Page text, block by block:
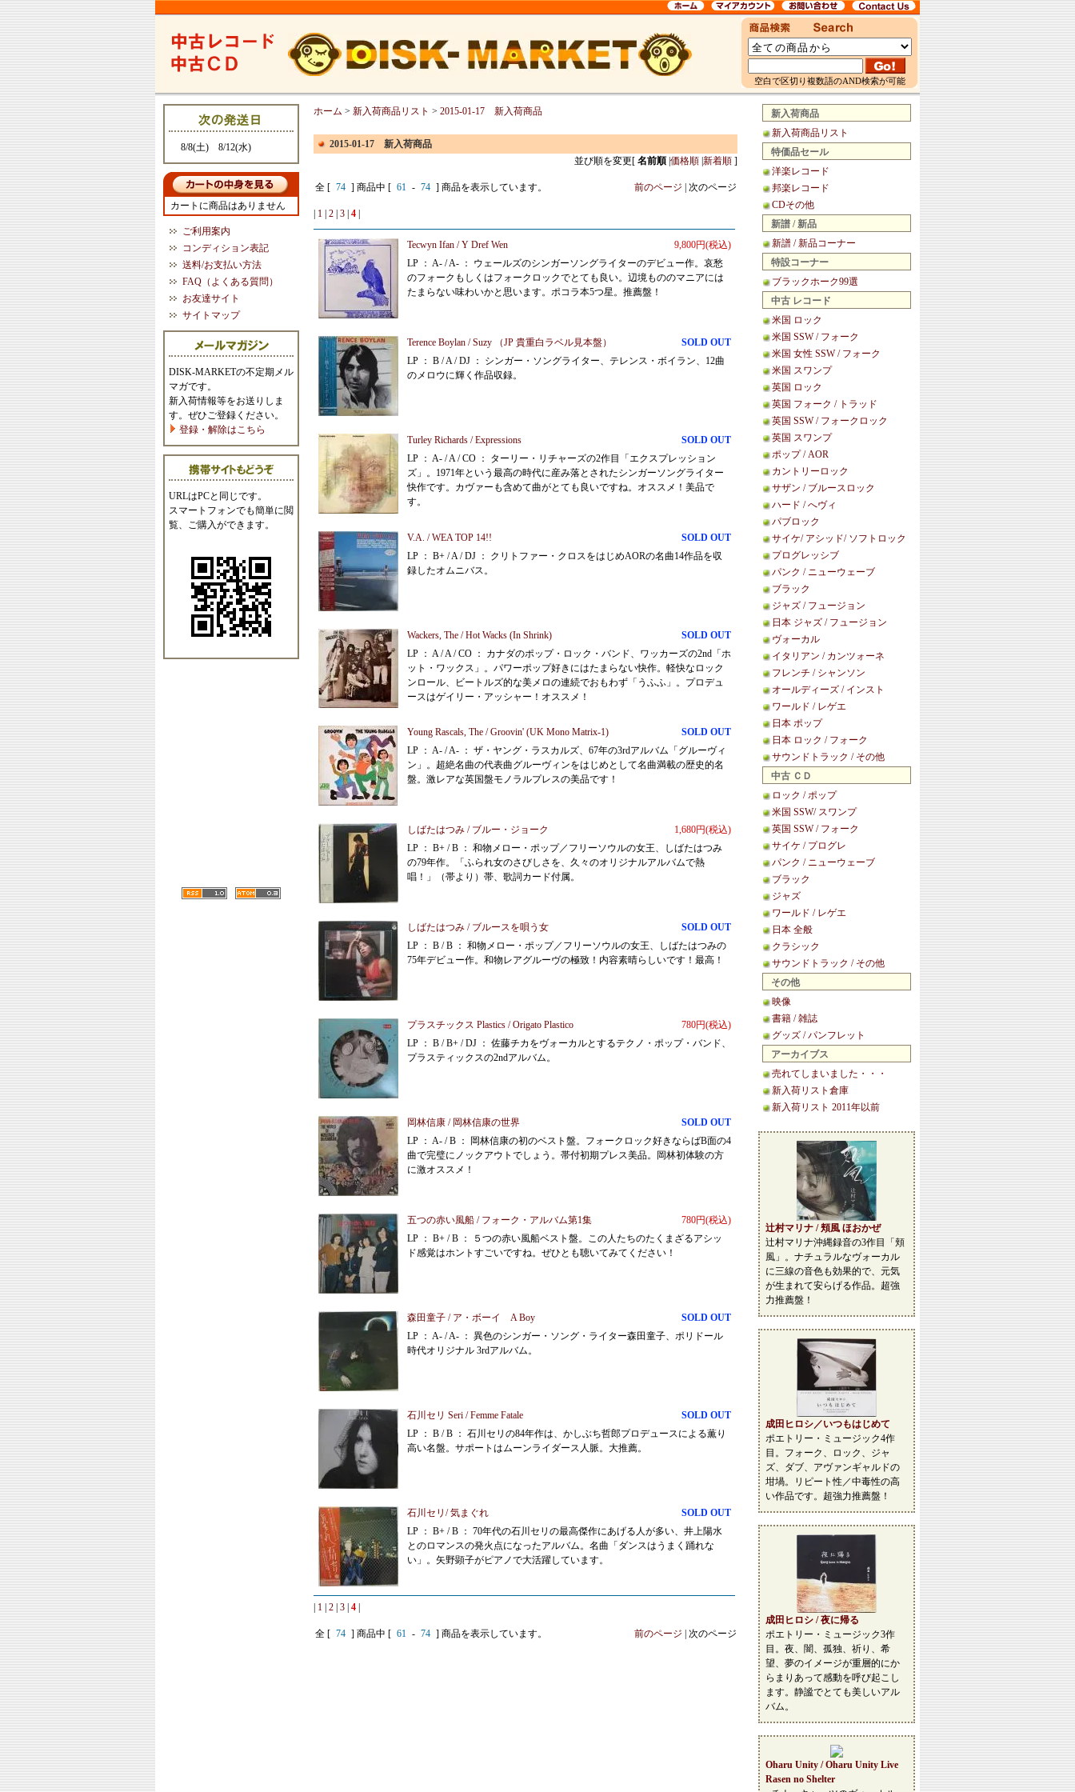
空白で区切り複数語のAND検索が可能
8/8(土) 8/12(水)
カートに商品はありません
ご利用案内
コンディション表記
送料/お支払い方法
FAQ（よくある質問）
お友達サイト
サイトマップ
DISK-MARKETの不定期メル
マガです。
新入荷情報等をお送りしま
す。ぜひご登録ください。
登録・解除はこちら
URLはPCと同じです。
スマートフォンでも簡単に閲
覧、ご購入ができます。
新入荷商品
新入荷商品リスト
特価品セール
洋楽レコード
邦楽レコード
CDその他
新譜 / 新品
新譜 / 新品コーナー
特設コーナー
ブラックホーク99選
中古 レコード
米国 ロック
米国 SSW / フォーク
米国 女性 SSW / フォーク
米国 スワンプ
英国 ロック
英国 フォーク / トラッド
英国 SSW / フォークロック
英国 スワンプ
ポップ / AOR
カントリーロック
サザン / ブルースロック
ハード / へヴィ
パブロック
サイケ/ アシッド/ ソフトロック
プログレッシブ
パンク / ニューウェーブ
ブラック
ジャズ / フュージョン
日本 ジャズ / フュージョン
ヴォーカル
イタリアン / カンツォーネ
フレンチ / シャンソン
オールディーズ / インスト
ワールド / レゲエ
日本 ポップ
日本 ロック / フォーク
サウンドトラック / その他
中古 ＣＤ
ロック / ポップ
米国 SSW/ スワンプ
英国 SSW / フォーク
サイケ / プログレ
パンク / ニューウェーブ
ブラック
ジャズ
ワールド / レゲエ
日本 全般
クラシック
サウンドトラック / その他
その他
映像
書籍 / 雑誌
グッズ / パンフレット
アーカイブス
売れてしまいました・・・
新入荷リスト倉庫
新入荷リスト 2011年以前
辻村マリナ / 頬風 ほおかぜ
辻村マリナ沖縄録音の3作目「頬
風」。ナチュラルなヴォーカル
に三線の音色も効果的で、元気
が生まれて安らげる作品。超強
力推薦盤！
成田ヒロシ／いつもはじめて
ポエトリー・ミュージック4作
目。フォーク、ロック、ジャ
ズ、ダブ、アヴァンギャルドの
坩堝。リピート性／中毒性の高
い作品です。超強力推薦盤！
成田ヒロシ / 夜に帰る
ポエトリー・ミュージック3作
目。夜、闇、孤独、祈り、希
望、夢のイメージが重層的にか
らまりあって感動を呼び起こし
ます。静謐でとても美しいアル
バム。
Oharu Unity / Oharu Unity Live
Rasen no Shelter
ホーム > 新入荷商品リスト > 2015-01-17 新入荷商品
2015-01-17 新入荷商品
並び順を変更[ 名前順 価格順 新着順 ]
全 [ 74 ] 商品中 [ 61 - 74 ] 商品を表示しています。 前のページ | 次のページ
1 2 3 4
9,800円(税込)
Tecwyn Ifan / Y Dref Wen
LP ： A- / A- ： ウェールズのシンガーソングライターのデビュー作。哀愁
のフォークもしくはフォークロックでとても良い。辺境もののマニアには
たまらない味わいかと思います。ポコラ本5つ星。推薦盤！
SOLD OUT
Terence Boylan / Suzy （JP 貴重白ラベル見本盤）
LP ： B / A / DJ ： シンガー・ソングライター、テレンス・ボイラン、12曲
のメロウに輝く作品収録。
SOLD OUT
Turley Richards / Expressions
LP ： A- / A / CO ： ターリー・リチャーズの2作目「エクスプレッション
ズ」。1971年という最高の時代に産み落とされたシンガーソングライター
快作です。カヴァーも含めて曲がとても良いですね。オススメ！美品で
す。
SOLD OUT
V.A. / WEA TOP 14!!
LP ： B+ / A / DJ ： クリトファー・クロスをはじめAORの名曲14作品を収
録したオムニバス。
SOLD OUT
Wackers, The / Hot Wacks (In Shrink)
LP ： A / A / CO ： カナダのポップ・ロック・バンド、ワッカーズの2nd「ホ
ット・ワックス」。パワーポップ好きにはたまらない快作。軽快なロック
ンロール、ビートルズ的な美メロの連続でおもわず「うふふ」。プロデュ
ースはゲイリー・アッシャー！オススメ！
SOLD OUT
Young Rascals, The / Groovin' (UK Mono Matrix-1)
LP ： A- / A- ： ザ・ヤング・ラスカルズ、67年の3rdアルバム「グルーヴィ
ン」。超絶名曲の代表曲グルーヴィンをはじめとして名曲満載の歴史的名
盤。激レアな英国盤モノラルプレスの美品です！
1,680円(税込)
しばたはつみ / ブルー・ジョーク
LP ： B+ / B ： 和物メロー・ポップ／フリーソウルの女王、しばたはつみ
の79年作。「ふられ女のさびしさを、久々のオリジナルアルバムで熱
唱！」（帯より）帯、歌詞カード付属。
SOLD OUT
しばたはつみ / ブルースを唄う女
LP ： B / B ： 和物メロー・ポップ／フリーソウルの女王、しばたはつみの
75年デビュー作。和物レアグルーヴの極致！内容素晴らしいです！最高！
780円(税込)
プラスチックス Plastics / Origato Plastico
LP ： B / B+ / DJ ： 佐藤チカをヴォーカルとするテクノ・ポップ・バンド、
プラスティックスの2ndアルバム。
SOLD OUT
岡林信康 / 岡林信康の世界
LP ： A- / B ： 岡林信康の初のベスト盤。フォークロック好きならばB面の4
曲で完璧にノックアウトでしょう。帯付初期プレス美品。岡林初体験の方
に激オススメ！
780円(税込)
五つの赤い風船 / フォーク・アルバム第1集
LP ： B+ / B ： ５つの赤い風船ベスト盤。この人たちのたくまざるアシッ
ド感覚はホントすごいですね。ぜひとも聴いてみてください！
SOLD OUT
森田童子 / ア・ボーイ A Boy
LP ： A- / A- ： 異色のシンガー・ソング・ライター森田童子、ポリドール
時代オリジナル 3rdアルバム。
SOLD OUT
石川セリ Seri / Femme Fatale
LP ： B / B ： 石川セリの84年作は、かしぶち哲郎プロデュースによる薫り
高い名盤。サポートはムーンライダース人脈。大推薦。
SOLD OUT
石川セリ/ 気まぐれ
LP ： B+ / B ： 70年代の石川セリの最高傑作にあげる人が多い、井上陽水
とのロマンスの発火点になったアルバム。名曲「ダンスはうまく踊れな
い」。矢野顕子がピアノで大活躍しています。
1 2 3 4
全 [ 74 ] 商品中 [ 61 - 74 ] 商品を表示しています。 前のページ | 次のページ